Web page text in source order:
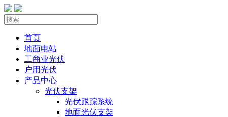
首页
地面电站
工商业光伏
户用光伏
产品中心
光伏支架
光伏跟踪系统
地面光伏支架